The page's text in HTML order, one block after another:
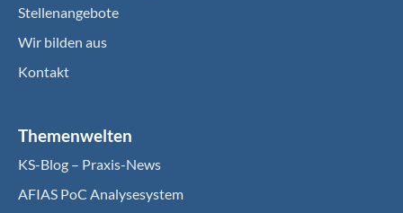
Stellenangebote
Wir bilden aus
Kontakt
Themenwelten
KS-Blog – Praxis-News
AFIAS PoC Analysesystem